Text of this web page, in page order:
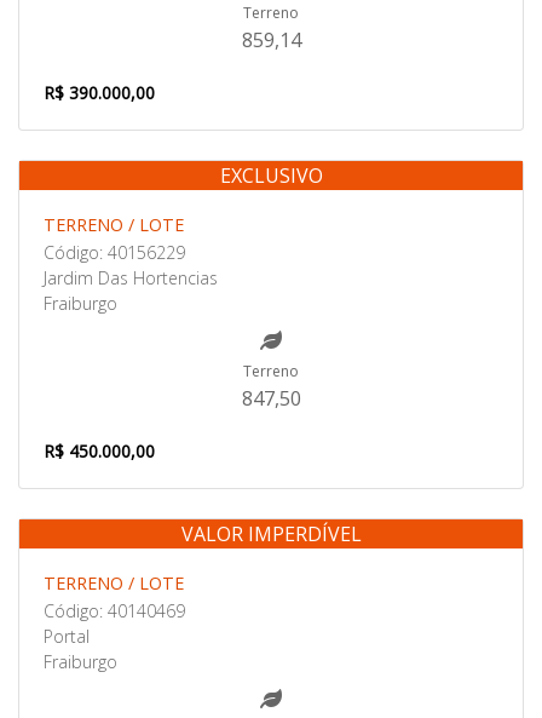
Terreno
859,14
R$ 390.000,00
Venda
EXCLUSIVO
TERRENO / LOTE
Código: 40156229
Jardim Das Hortencias
Fraiburgo
Terreno
847,50
R$ 450.000,00
Venda
VALOR IMPERDÍVEL
TERRENO / LOTE
Código: 40140469
Portal
Fraiburgo